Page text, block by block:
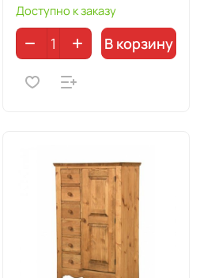
Доступно к заказу
В корзину